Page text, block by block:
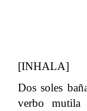
[INHALA]
Dos soles
verbo mutila